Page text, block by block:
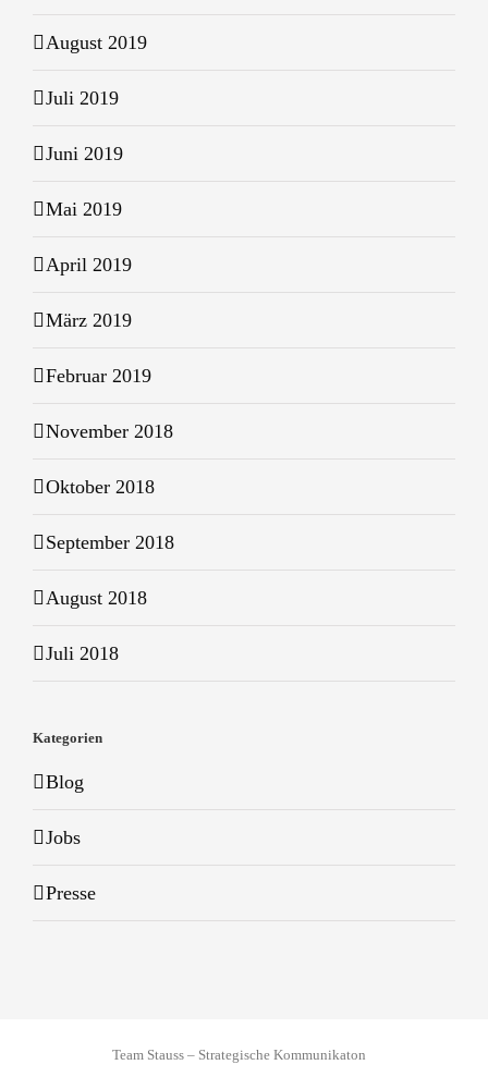
August 2019
Juli 2019
Juni 2019
Mai 2019
April 2019
März 2019
Februar 2019
November 2018
Oktober 2018
September 2018
August 2018
Juli 2018
Kategorien
Blog
Jobs
Presse
Team Stauss – Strategische Kommunikaton